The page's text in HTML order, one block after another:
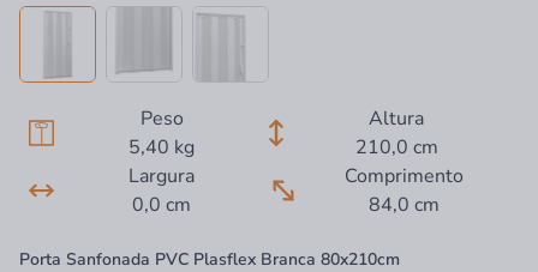
Peso
5,40 kg
Altura
210,0 cm
Largura
0,0 cm
Comprimento
84,0 cm
Porta Sanfonada PVC Plasflex Branca 80x210cm